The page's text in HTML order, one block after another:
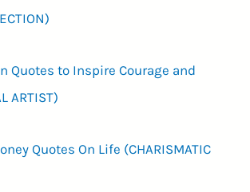
Quotes to Inspire Courage and
ARTIST)
Quotes On Life (CHARISMATIC